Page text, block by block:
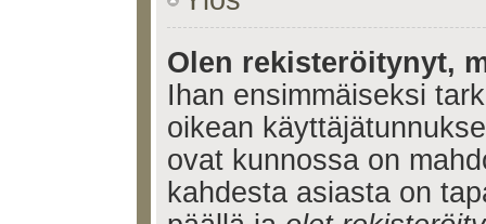
Olen rekisteröitynyt,
Ihan ensimmäiseksi
oikean
ovat kunnossa on
kahdesta asiasta on